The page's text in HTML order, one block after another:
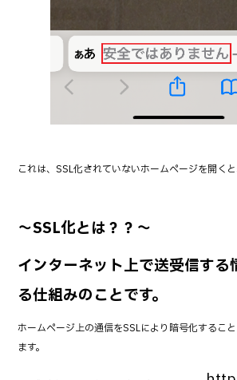
これは、SSL化されていないホームページを開くと
～SSL化とは？？～
インターネット上で送受信する
る仕組みのことです。
ホームページ上の通信をSSLにより暗号化するこ
ます。